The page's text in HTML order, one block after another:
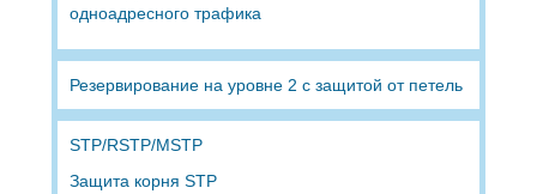
одноадресного трафика
Резервирование на уровне 2 с защитой от петель
STP/RSTP/MSTP
Защита корня STP